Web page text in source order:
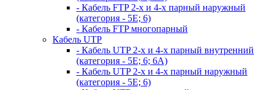
- Кабель FTP 2-х и 4-х парный наружный
(категория - 5Е; 6)
- Кабель FTP многопарный
Кабель UTP
- Кабель UTP 2-х и 4-х парный внутренний
(категория - 5Е; 6; 6А)
- Кабель UTP 2-х и 4-х парный наружный
(категория - 5Е; 6)